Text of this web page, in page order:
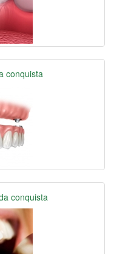
conquista
conquista